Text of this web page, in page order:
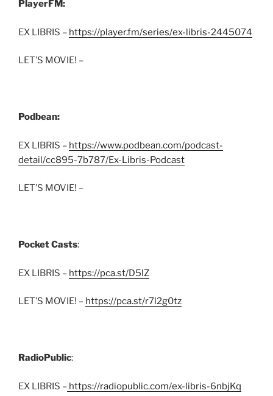
PlayerFM:
EX LIBRIS – https://player.fm/series/ex-libris-2445074
LET’S MOVIE! –
Podbean:
EX LIBRIS – https://www.podbean.com/podcast-
detail/cc895-7b787/Ex-Libris-Podcast
LET’S MOVIE! –
Pocket Casts:
EX LIBRIS – https://pca.st/D5IZ
LET’S MOVIE! – https://pca.st/r7l2g0tz
RadioPublic:
EX LIBRIS – https://radiopublic.com/ex-libris-6nbjKq